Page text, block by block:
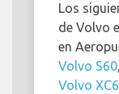
Los
de Volvo
en
Volvo S60,
Volvo